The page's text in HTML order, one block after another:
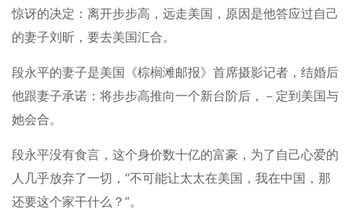
惊讶的决定：离开步步高，远走美国，原因是他答应过自己
的妻子刘昕，要去美国汇合。
段永平的妻子是美国《棕榈滩邮报》首席摄影记者，结婚后
他跟妻子承诺：将步步高推向一个新台阶后，－定到美国与
她会合。
段永平没有食言，这个身价数十亿的富豪，为了自己心爱的
人几乎放弃了一切，“不可能让太太在美国，我在中国，那
还要这个家干什么？”。